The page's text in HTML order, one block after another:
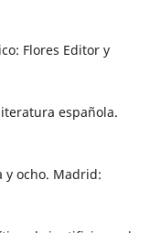
Flores Editor y
española.
y ocho. Madrid: